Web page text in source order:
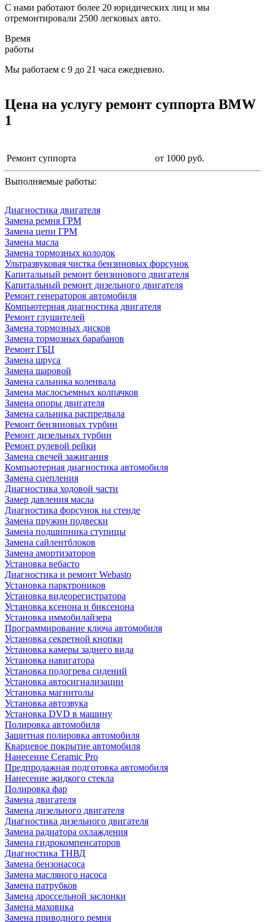
С нами работают более 20 юридических лиц и мы
отремонтировали 2500 легковых авто.
Время
работы
Мы работаем с 9 до 21 часа ежедневно.
Цена на услугу ремонт суппорта BMW
1
Ремонт суппорта от 1000 руб.
Выполняемые работы:
Диагностика двигателя
Замена ремня ГРМ
Замена цепи ГРМ
Замена масла
Замена тормозных колодок
Ультразвуковая чистка бензиновых форсунок
Капитальный ремонт бензинового двигателя
Капитальный ремонт дизельного двигателя
Ремонт генераторов автомобиля
Компьютерная диагностика двигателя
Ремонт глушителей
Замена тормозных дисков
Замена тормозных барабанов
Ремонт ГБЦ
Замена шруса
Замена шаровой
Замена сальника коленвала
Замена маслосъемных колпачков
Замена опоры двигателя
Замена сальника распредвала
Ремонт бензиновых турбин
Ремонт дизельных турбин
Ремонт рулевой рейки
Замена свечей зажигания
Компьютерная диагностика автомобиля
Замена сцепления
Диагностика ходовой части
Замер давления масла
Диагностика форсунок на стенде
Замена пружин подвески
Замена подшипника ступицы
Замена сайлентблоков
Замена амортизаторов
Установка вебасто
Диагностика и ремонт Webasto
Установка парктроников
Установка видеорегистратора
Установка ксенона и биксенона
Установка иммобилайзера
Программирование ключа автомобиля
Установка секретной кнопки
Установка камеры заднего вида
Установка навигатора
Установка подогрева сидений
Установка автосигнализации
Установка магнитолы
Установка автозвука
Установка DVD в машину
Полировка автомобиля
Защитная полировка автомобиля
Кварцевое покрытие автомобиля
Нанесение Ceramic Pro
Предпродажная подготовка автомобиля
Нанесение жидкого стекла
Полировка фар
Замена двигателя
Замена дизельного двигателя
Диагностика дизельного двигателя
Замена радиатора охлаждения
Замена гидрокомпенсаторов
Диагностика ТНВД
Замена бензонасоса
Замена масляного насоса
Замена патрубков
Замена дроссельной заслонки
Замена маховика
Замена приводного ремня